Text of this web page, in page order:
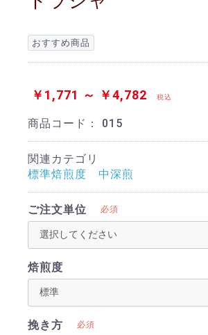
おすすめ商品
￥1,771 ～ ￥4,782 税込
商品コード： 015
関連カテゴリ
標準焙煎度 中深煎
ご注文単位 必須
焙煎度
挽き方 必須